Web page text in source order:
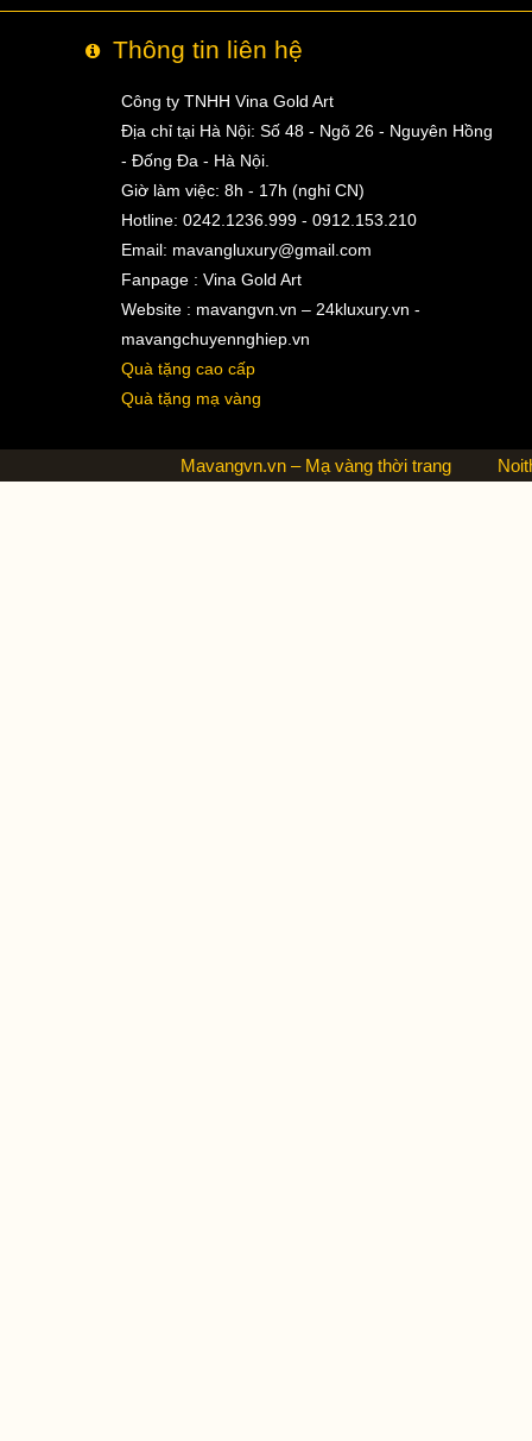
Thông tin liên hệ
Công ty TNHH Vina Gold Art
Địa chỉ tại Hà Nội: Số 48 - Ngõ 26 - Nguyên Hồng
- Đống Đa - Hà Nội.
Giờ làm việc: 8h - 17h (nghỉ CN)
Hotline: 0242.1236.999 - 0912.153.210
Email: mavangluxury@gmail.com
Fanpage : Vina Gold Art
Website : mavangvn.vn – 24kluxury.vn -
mavangchuyennghiep.vn
Quà tặng cao cấp
Quà tặng mạ vàng
Mavangvn.vn – Mạ vàng thời trang